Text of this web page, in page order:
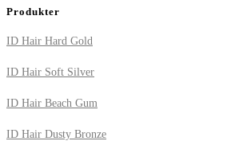
Produkter
ID Hair Hard Gold
ID Hair Soft Silver
ID Hair Beach Gum
ID Hair Dusty Bronze